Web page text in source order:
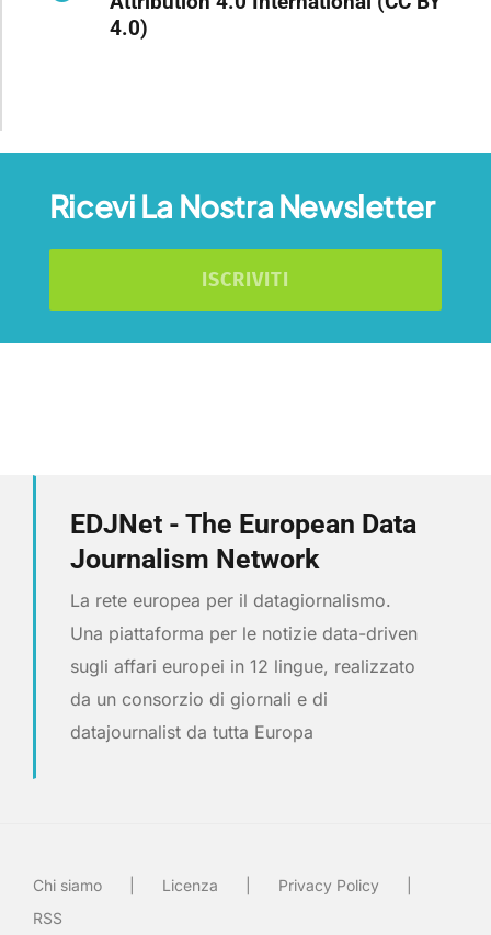
4.0)
Ricevi La Nostra Newsletter
ISCRIVITI
EDJNet - The European Data
Journalism Network
La rete europea per il datagiornalismo.
Una piattaforma per le notizie data-driven
sugli affari europei in 12 lingue, realizzato
da un consorzio di giornali e di
datajournalist da tutta Europa
Chi siamo Licenza
Privacy Policy
RSS